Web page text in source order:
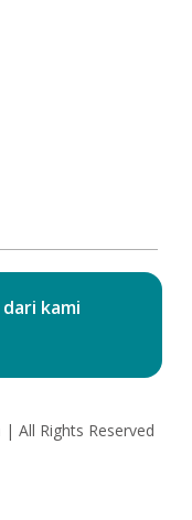
kami
| All Rights Reserved